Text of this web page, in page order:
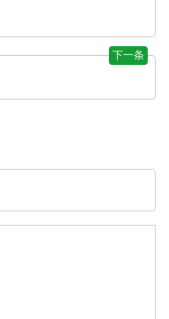
下一条